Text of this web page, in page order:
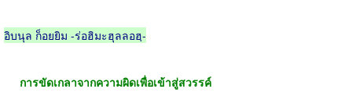
อิบนุล ก็อยยิม -ร่อฮิมะฮุลลอฮฺ-
การขัดเกลาจากความผิดเพื่อเข้าสู่สวรรค์